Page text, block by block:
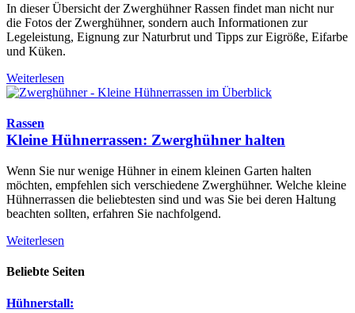
In dieser Übersicht der Zwerghühner Rassen findet man nicht nur
die Fotos der Zwerghühner, sondern auch Informationen zur
Legeleistung, Eignung zur Naturbrut und Tipps zur Eigröße, Eifarbe
und Küken.
Weiterlesen
Rassen
Kleine Hühnerrassen: Zwerghühner halten
Wenn Sie nur wenige Hühner in einem kleinen Garten halten
möchten, empfehlen sich verschiedene Zwerghühner. Welche kleine
Hühnerrassen die beliebtesten sind und was Sie bei deren Haltung
beachten sollten, erfahren Sie nachfolgend.
Weiterlesen
Beliebte Seiten
Hühnerstall: